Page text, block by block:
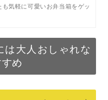
気軽に可愛いお弁当箱をゲッ
は大人おしゃれな
め